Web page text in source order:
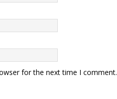
for the next time I comment.